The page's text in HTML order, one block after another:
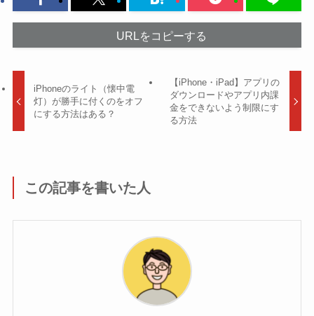
URLをコピーする
iPhoneのライト（懐中電
灯）が勝手に付くのをオフ
にする方法はある？
【iPhone・iPad】アプリの
ダウンロードやアプリ内課
金をできないよう制限にす
る方法
この記事を書いた人